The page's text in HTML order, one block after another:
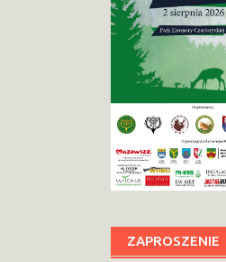
ZAPROSZENIE